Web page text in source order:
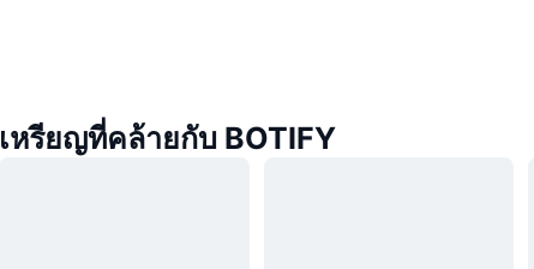
เหรียญที่คล้ายกับ BOTIFY